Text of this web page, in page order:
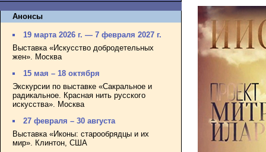
Анонсы
19 марта 2026 г. — 7 февраля 2027 г.
Выставка «Искусство добродетельных
жен». Москва
15 мая – 18 октября
Экскурсии по выставке «Сакральное и
радикальное. Красная нить русского
искусства». Москва
27 февраля – 30 августа
Выставка «Иконы: старообрядцы и их
мир». Клинтон, США